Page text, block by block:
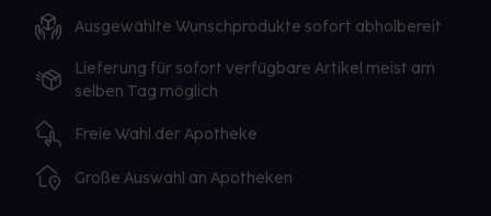
Ausgewählte Wunschprodukte sofort abholbereit
Lieferung für sofort verfügbare Artikel meist am
selben Tag möglich
Freie Wahl der Apotheke
Große Auswahl an Apotheken